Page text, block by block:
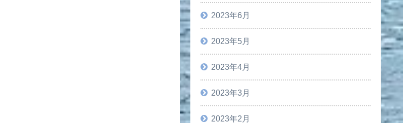
2023年6月
2023年5月
2023年4月
2023年3月
2023年2月